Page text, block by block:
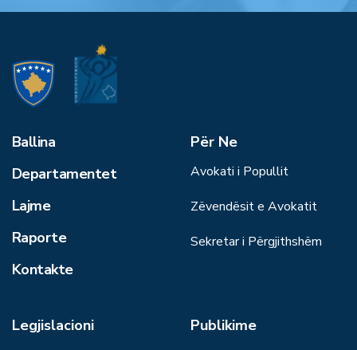
Ballina
Departamentet
Lajme
Raporte
Kontakte
Për Ne
Avokati i Popullit
Zëvendësit e Avokatit
Sekretar i Përgjithshëm
Legjislacioni Publikime